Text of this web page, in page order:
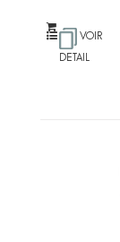
VOIR
DETAIL